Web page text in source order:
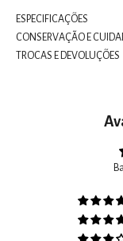
ESPECIFICAÇÕES
CONSERVAÇÃO E
TROCAS E DEVOLUÇÕES